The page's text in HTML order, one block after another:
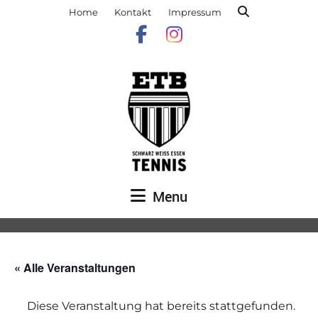
Home Kontakt Impressum
Menu
« Alle Veranstaltungen
Diese Veranstaltung hat bereits stattgefunden.